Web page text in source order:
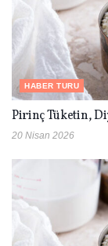
HABER TURU
Pirinç Tüketin,
20 Nisan 2026